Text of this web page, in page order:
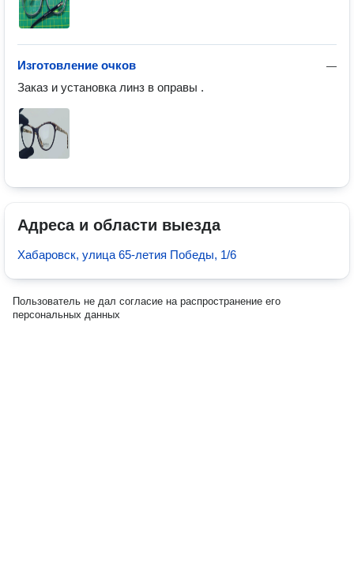
—
Изготовление очков
Заказ и установка линз в оправы .
Адреса и области выезда
Хабаровск, улица 65-летия Победы, 1/6
Пользователь не дал согласие на распространение его
персональных данных